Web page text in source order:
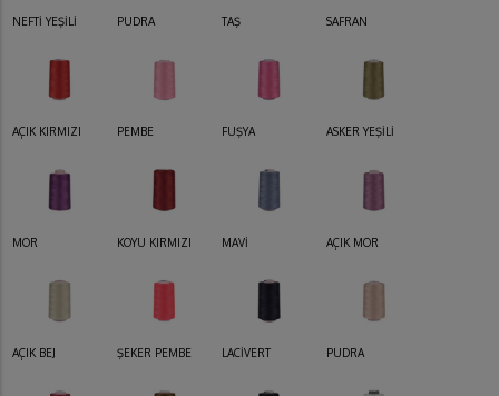
NEFTİ YEŞİLİ PUDRA TAŞ SAFRAN
AÇIK KIRMIZI PEMBE FUŞYA ASKER YEŞİLİ
MOR KOYU KIRMIZI MAVİ AÇIK MOR
AÇIK BEJ ŞEKER PEMBE LACİVERT PUDRA